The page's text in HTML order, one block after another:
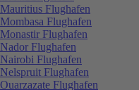
Mauritius Flughafen
Mombasa Flughafen
Monastir Flughafen
Nador Flughafen
Nairobi Flughafen
Nelspruit Flughafen
Ouarzazate Flughafen